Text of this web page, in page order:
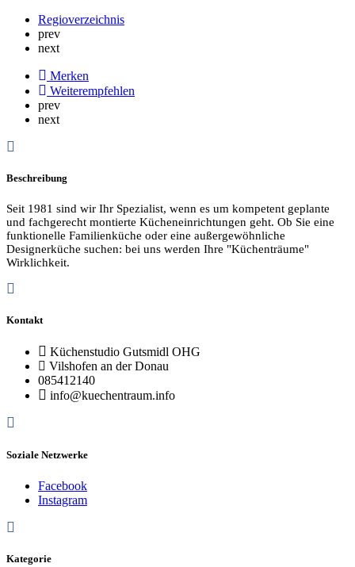
Regioverzeichnis
prev
next
Merken
Weiterempfehlen
prev
next
Beschreibung
Seit 1981 sind wir Ihr Spezialist, wenn es um kompetent geplante
und fachgerecht montierte Kücheneinrichtungen geht. Ob Sie eine
funktionelle Familienküche oder eine außergewöhnliche
Designerküche suchen: bei uns werden Ihre "Küchenträume"
Wirklichkeit.
Kontakt
Küchenstudio Gutsmidl OHG
Vilshofen an der Donau
085412140
info@kuechentraum.info
Soziale Netzwerke
Facebook
Instagram
Kategorie